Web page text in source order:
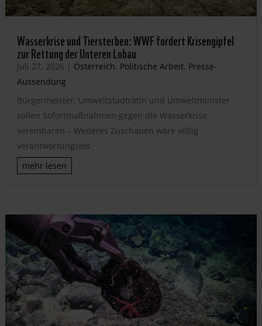
Wasserkrise und Tiersterben: WWF fordert Krisengipfel
zur Rettung der Unteren Lobau
Juli 27, 2026 | Österreich, Politische Arbeit, Presse-
Aussendung
Bürgermeister, Umweltstadträtin und Umweltminister
sollen Sofortmaßnahmen gegen die Wasserkrise
vereinbaren – Weiteres Zuschauen wäre völlig
verantwortungslos
mehr lesen